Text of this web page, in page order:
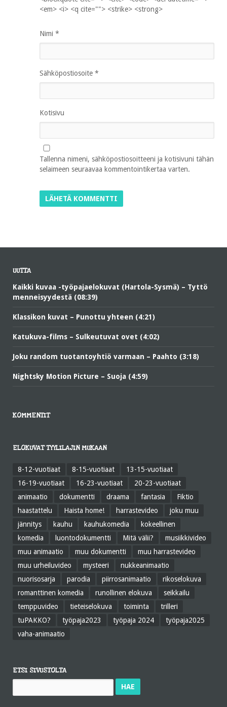
<em> <i> <q cite=""> <strike> <strong>
Nimi *
Sähköpostiosoite *
Kotisivu
Tallenna nimeni, sähköpostiosoitteeni ja kotisivuni tähän
selaimeen seuraavaa kommentointikertaa varten.
UUTTA
Kaikki kuvaa -työpajaelokuvat (Hartola-Sysmä) – Tyttö
menneisyydestä (08:39)
Klassikon kuvat – Punottu yhteen (4:21)
Katukuva-films – Sulkeutuvat ovet (4:02)
Joku random tuotantoyhtiö varmaan – Paahto (3:18)
Nightsky Motion Picture – Suoja (4:59)
KOMMENTIT
ELOKUVAT TYYLILAJIN MUKAAN
8-12-vuotiaat 8-15-vuotiaat
13-15-vuotiaat
16-19-vuotiaat
16-23-vuotiaat
20-23-vuotiaat
animaatio
dokumentti draama fantasia
Fiktio
haastattelu
Haista home! harrastevideo
joku muu
jännitys
kauhu kauhukomedia
kokeellinen
komedia
luontodokumentti Mitä välii?
musiikkivideo
muu animaatio
muu dokumentti
muu harrastevideo
muu urheiluvideo
mysteeri
nukkeanimaatio
nuorisosarja
parodia piirrosanimaatio
rikoselokuva
romanttinen komedia
runollinen elokuva
seikkailu
temppuvideo
tieteiselokuva toiminta
trilleri
tuPAKKO?
työpaja2023 työpaja 2024
työpaja2025
vaha-animaatio
ETSI SIVUSTOLTA